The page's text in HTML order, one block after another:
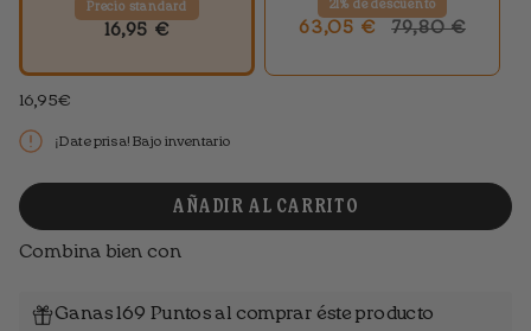
Precio standard
16,95 €
STANDARD
21% de descuento
63,05 €
PRECIO
79,80 €
16,95€
¡Date prisa! Bajo inventario
AÑADIR AL CARRITO
Combina bien con
Ganas 169 Puntos al comprar éste producto